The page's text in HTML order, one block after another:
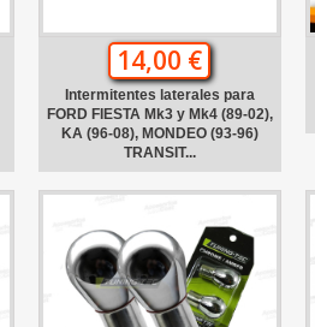
14,00 €
Intermitentes laterales para
FORD FIESTA Mk3 y Mk4 (89-02),
KA (96-08), MONDEO (93-96)
TRANSIT...